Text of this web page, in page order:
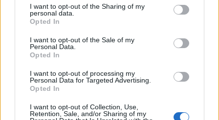
I want to opt-out of the Sharing of my
personal data.
Opted In
I want to opt-out of the Sale of my
Personal Data.
Opted In
I want to opt-out of processing my
Personal Data for Targeted Advertising.
Opted In
I want to opt-out of Collection, Use,
Retention, Sale, and/or Sharing of my
Στην Εισαγγελία η 46χρονη για την υπόθεση της
έκδοσή της από τη Βρετανία
Έλεγχοι με drones και MyCoast σε πάνω από 300
ΕΛΛAΔΑ 11:11
Έλεγχοι με drones και MyCoast σε
Έλεγχοι με drones και MyCoast σε